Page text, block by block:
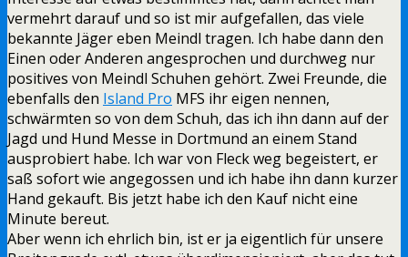
vermehrt darauf und so ist mir aufgefallen, das viele
bekannte Jäger eben Meindl tragen. Ich habe dann den
Einen oder Anderen angesprochen und durchweg nur
positives von Meindl Schuhen gehört. Zwei Freunde, die
ebenfalls den Island Pro MFS ihr eigen nennen,
schwärmten so von dem Schuh, das ich ihn dann auf der
Jagd und Hund Messe in Dortmund an einem Stand
ausprobiert habe. Ich war von Fleck weg begeistert, er
saß sofort wie angegossen und ich habe ihn dann kurzer
Hand gekauft. Bis jetzt habe ich den Kauf nicht eine
Minute bereut.
Aber wenn ich ehrlich bin, ist er ja eigentlich für unsere